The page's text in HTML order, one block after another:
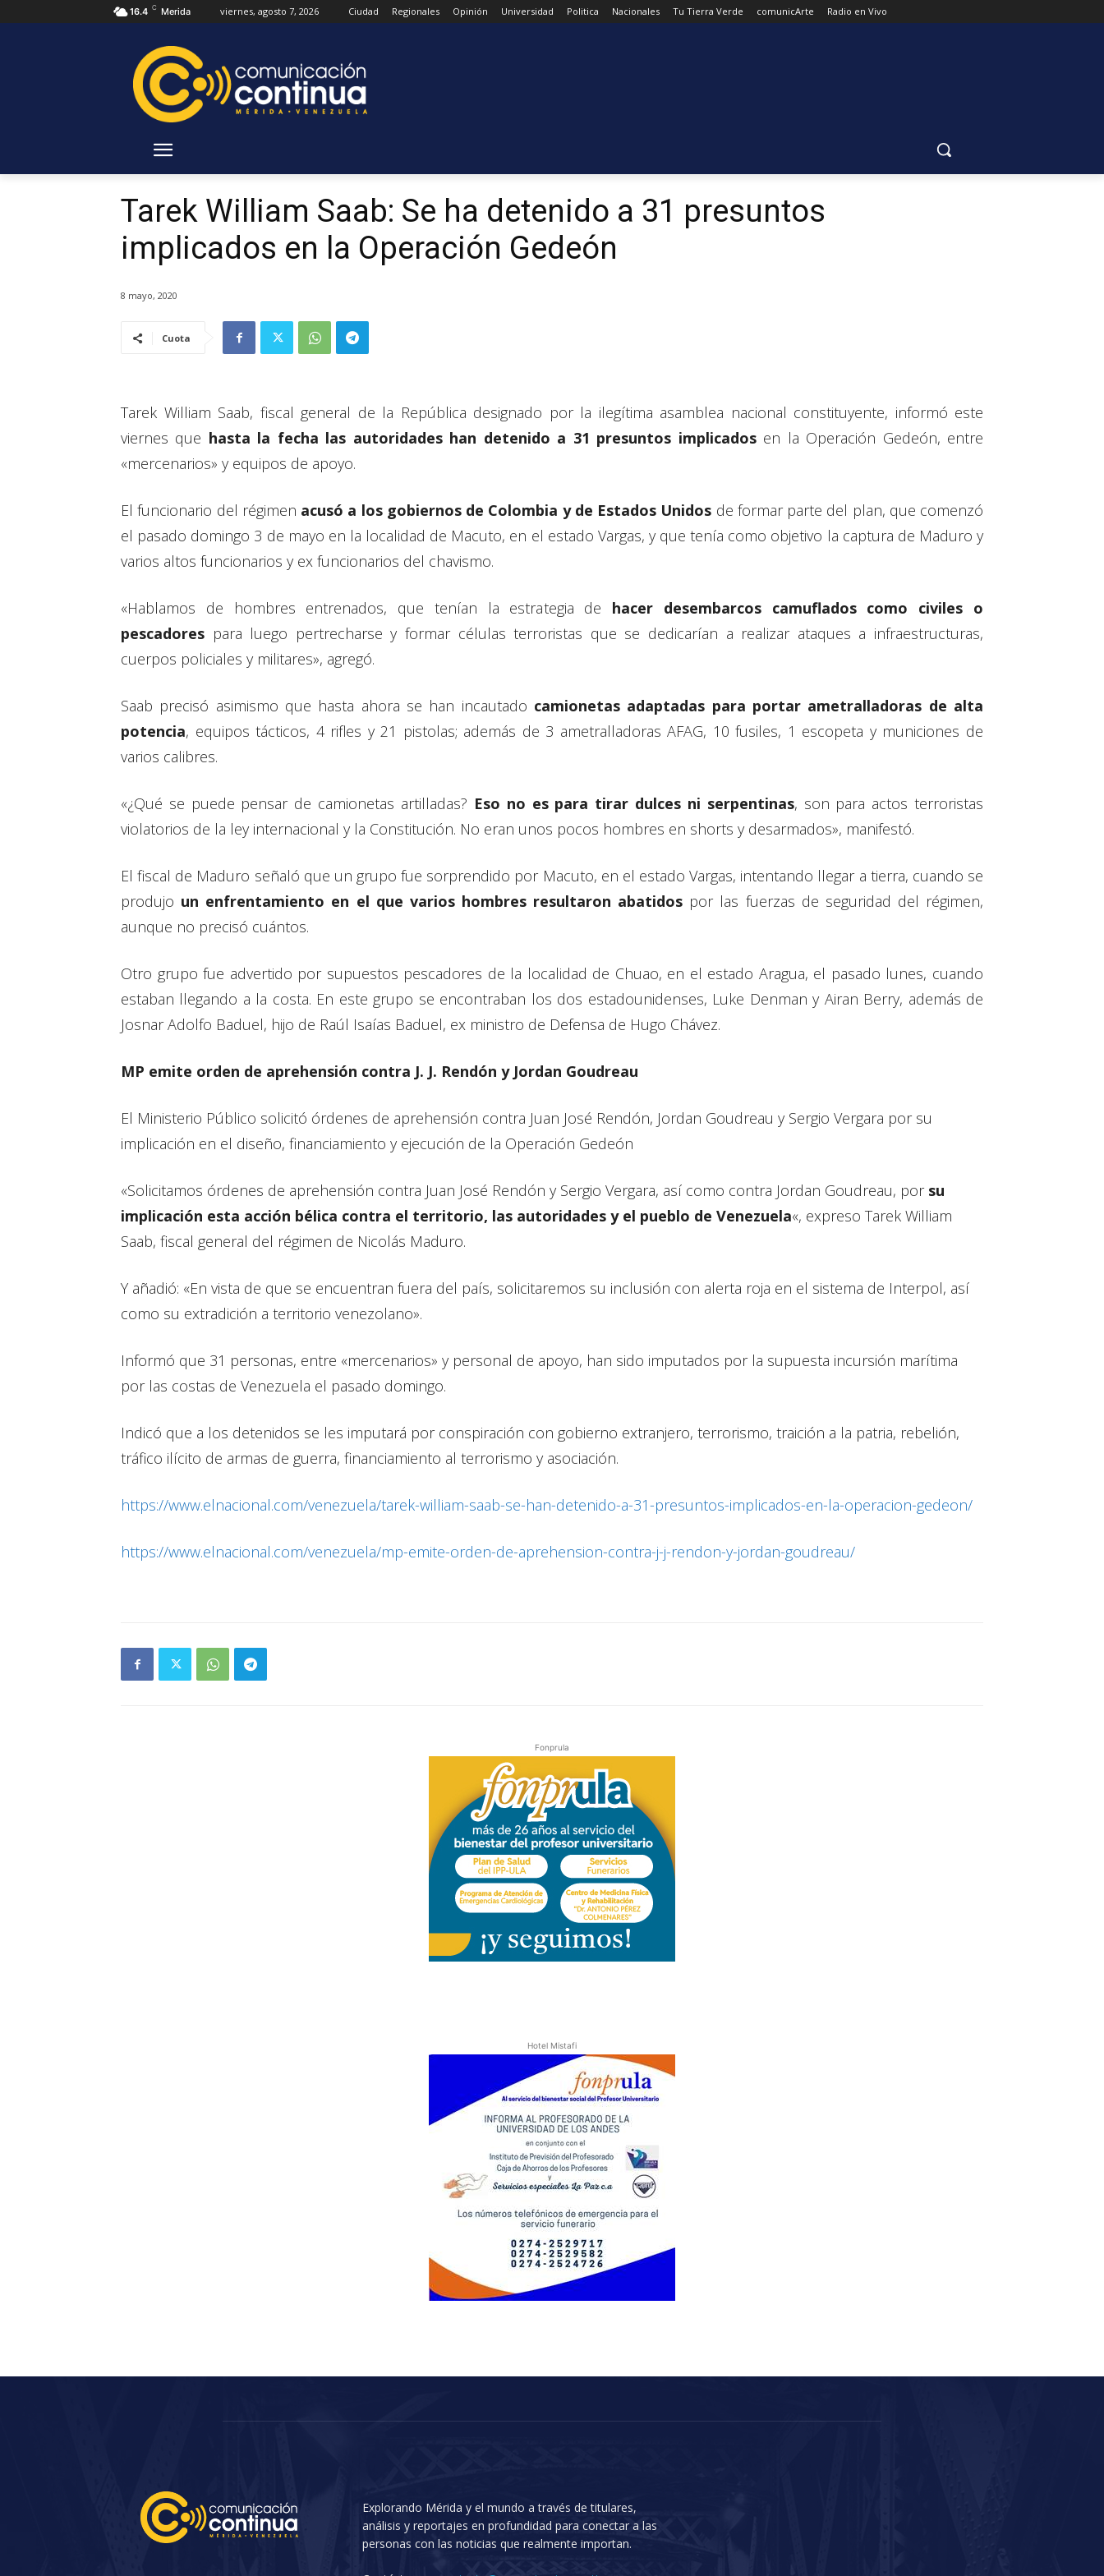
16.4 C Merida viernes, agosto 7, 2026 Ciudad Regionales Opinión Universidad Politica Nacionales Tu Tierra Verde comunicArte Radio en Vivo
Tarek William Saab: Se ha detenido a 31 presuntos
implicados en la Operación Gedeón
8 mayo, 2020
Cuota
Tarek William Saab, fiscal general de la República designado por la ilegítima asamblea nacional constituyente, informó este
viernes que hasta la fecha las autoridades han detenido a 31 presuntos implicadosen la Operación Gedeón, entre
«mercenarios» y equipos de apoyo.
El funcionario del régimen acusó a los gobiernos de Colombia y de Estados Unidos de formar parte del plan, que comenzó
el pasado domingo 3 de mayo en la localidad de Macuto, en el estado Vargas, y que tenía como objetivo la captura de Maduro y
varios altos funcionarios y ex funcionarios del chavismo.
«Hablamos de hombres entrenados, que tenían la estrategia de hacer desembarcos camuflados como civiles o
pescadores para luego pertrecharse y formar células terroristas que se dedicarían a realizar ataques a infraestructuras,
cuerpos policiales y militares», agregó.
Saab precisó asimismo que hasta ahora se han incautado camionetas adaptadas para portar ametralladoras de alta
potencia, equipos tácticos, 4 rifles y 21 pistolas; además de 3 ametralladoras AFAG, 10 fusiles, 1 escopeta y municiones de
varios calibres.
«¿Qué se puede pensar de camionetas artilladas? Eso no es para tirar dulces ni serpentinas, son para actos terroristas
violatorios de la ley internacional y la Constitución. No eran unos pocos hombres en shorts y desarmados», manifestó.
El fiscal de Maduro señaló que un grupo fue sorprendido por Macuto, en el estado Vargas, intentando llegar a tierra, cuando se
produjo un enfrentamiento en el que varios hombres resultaron abatidos por las fuerzas de seguridad del régimen,
aunque no precisó cuántos.
Otro grupo fue advertido por supuestos pescadores de la localidad de Chuao, en el estado Aragua, el pasado lunes, cuando
estaban llegando a la costa. En este grupo se encontraban los dos estadounidenses, Luke Denman y Airan Berry, además de
Josnar Adolfo Baduel, hijo de Raúl Isaías Baduel, ex ministro de Defensa de Hugo Chávez.
MP emite orden de aprehensión contra J. J. Rendón y Jordan Goudreau
El Ministerio Público solicitó órdenes de aprehensión contra Juan José Rendón, Jordan Goudreau y Sergio Vergara por su
implicación en el diseño, financiamiento y ejecución de la Operación Gedeón
«Solicitamos órdenes de aprehensión contra Juan José Rendón y Sergio Vergara, así como contra Jordan Goudreau, porsu
implicación esta acción bélica contra el territorio, las autoridades y el pueblo de Venezuela«, expreso Tarek William
Saab, fiscal general del régimen de Nicolás Maduro.
Y añadió: «En vista de que se encuentran fuera del país, solicitaremos su inclusión con alerta roja en el sistema de Interpol, así
como su extradición a territorio venezolano».
Informó que 31 personas, entre «mercenarios» y personal de apoyo, han sido imputados por la supuesta incursión marítima
por las costas de Venezuela el pasado domingo.
Indicó que a los detenidos se les imputará por conspiración con gobierno extranjero, terrorismo, traición a la patria, rebelión,
tráfico ilícito de armas de guerra, financiamiento al terrorismo y asociación.
https://www.elnacional.com/venezuela/tarek-william-saab-se-han-detenido-a-31-presuntos-implicados-en-la-operacion-gedeon/
https://www.elnacional.com/venezuela/mp-emite-orden-de-aprehension-contra-j-j-rendon-y-jordan-goudreau/
Fonprula
Hotel Mistafi
Explorando Mérida y el mundo a través de titulares,
análisis y reportajes en profundidad para conectar a las
personas con las noticias que realmente importan.